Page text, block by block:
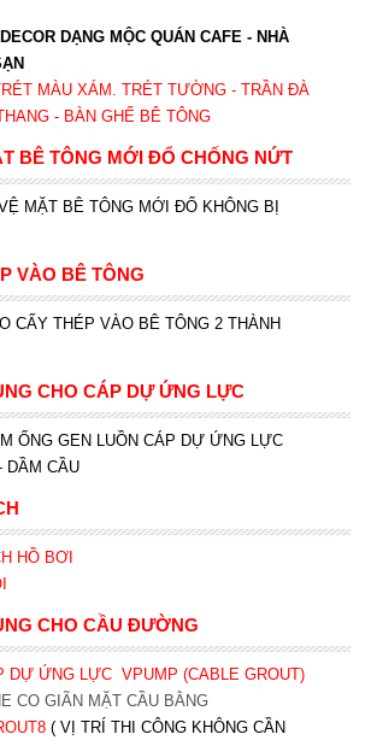
DẠNG MỘC QUÁN CAFE - NHÀ
MÀU XÁM. TRÉT TƯỜNG - TRẦN ĐÀ
- BÀN GHẾ BÊ TÔNG
BÊ TÔNG MỚI ĐỔ CHỐNG NỨT
MẶT BÊ TÔNG MỚI ĐỔ KHÔNG BỊ
VÀO BÊ TÔNG
CẤY THÉP VÀO BÊ TÔNG 2 THÀNH
CHO CÁP DỰ ỨNG LỰC
ỐNG GEN LUỒN CÁP DỰ ỨNG LỰC
DẦM CẦU
HỒ BƠI
CHO CẦU ĐƯỜNG
DỰ ỨNG LỰC VPUMP (CABLE GROUT)
CO GIÃN MẶT CẦU BẰNG
( VỊ TRÍ THI CÔNG KHÔNG CẦN